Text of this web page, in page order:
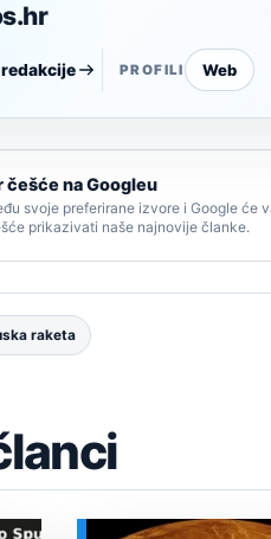
PROFILI Web
češće na Googleu
svoje preferirane izvore i Google će
prikazivati naše najnovije članke.
raketa